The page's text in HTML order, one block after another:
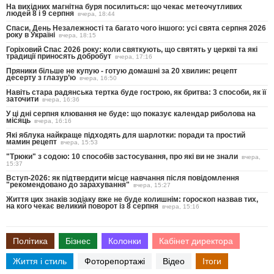
На вихідних магнітна буря посилиться: що чекає метеочутливих
людей 8 і 9 серпня вчера, 18:44
Спаси, День Незалежності та багато чого іншого: усі свята серпня 2026
року в Україні вчера, 18:15
Горіховий Спас 2026 року: коли святкують, що святять у церкві та які
традиції приносять добробут вчера, 17:16
Пряники більше не купую - готую домашні за 20 хвилин: рецепт
десерту з глазур’ю вчера, 16:50
Навіть стара радянська тертка буде гострою, як бритва: 3 способи, як її
заточити вчера, 16:36
У ці дні серпня клювання не буде: що показує календар риболова на
місяць вчера, 16:16
Які яблука найкраще підходять для шарлотки: поради та простий
мамин рецепт вчера, 15:53
"Трюки" з содою: 10 способів застосування, про які ви не знали вчера,
15:37
Вступ-2026: як підтвердити місце навчання після повідомлення
"рекомендовано до зарахування" вчера, 15:27
Життя цих знаків зодіаку вже не буде колишнім: гороскоп назвав тих,
на кого чекає великий поворот із 8 серпня вчера, 15:16
Політика Бізнес Колонки Кабінет директора
Життя і стиль Фоторепортажі Відео Ітоги